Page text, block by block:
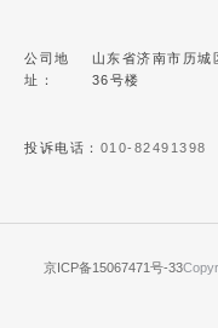
公司地
址：
山东省济南市历城
36号楼
投诉电话： 010-82491398
京ICP备15067471号-33